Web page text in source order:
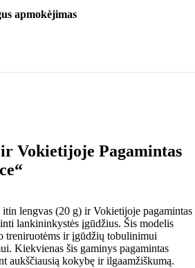
apmokėjimas
Vokietijoje Pagamintas
itin lengvas (20 g) ir Vokietijoje pagamintas
lankininkystės įgūdžius. Šis modelis
treniruotėms ir įgūdžių tobulinimui
Kiekvienas šis gaminys pagamintas
aukščiausią kokybę ir ilgaamžiškumą.